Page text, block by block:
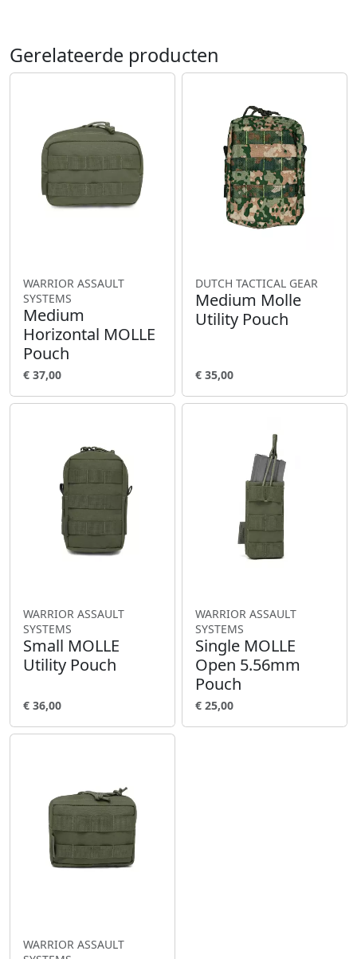
Gerelateerde producten
WARRIOR ASSAULT
SYSTEMS
Medium
Horizontal MOLLE
Pouch
€ 37,00
DUTCH TACTICAL GEAR
Medium Molle
Utility Pouch
€ 35,00
WARRIOR ASSAULT
SYSTEMS
Small MOLLE
Utility Pouch
€ 36,00
WARRIOR ASSAULT
SYSTEMS
Single MOLLE
Open 5.56mm
Pouch
€ 25,00
WARRIOR ASSAULT